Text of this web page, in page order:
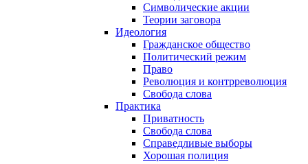
Символические акции
Теории заговора
Идеология
Гражданское общество
Политический режим
Право
Революция и контрреволюция
Свобода слова
Практика
Приватность
Свобода слова
Справедливые выборы
Хорошая полиция